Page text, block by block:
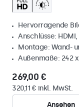
Hervorragende
Anschlüsse:
Montage: Wand-
Außenmaße: 242
269,00 €
320,11 € inkl. MwSt.
Ansehen